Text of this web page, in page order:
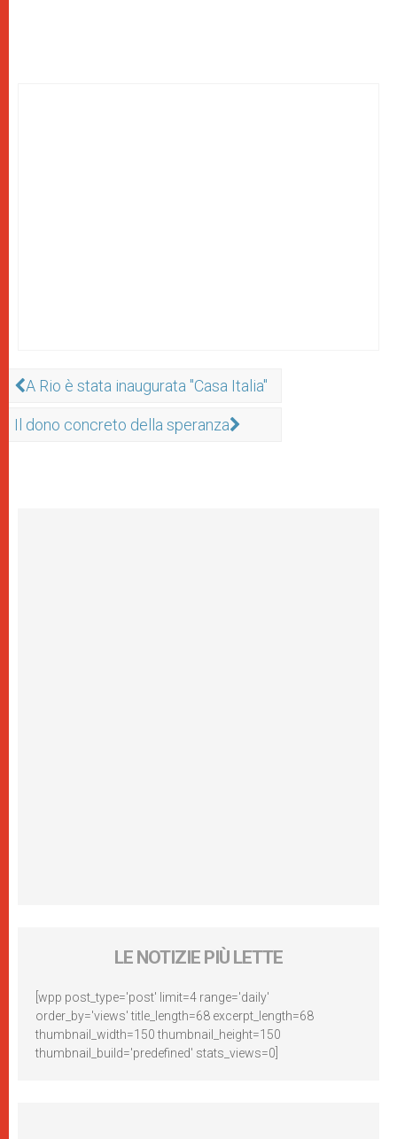
A Rio è stata inaugurata "Casa Italia"
Il dono concreto della speranza
LE NOTIZIE PIÙ LETTE
[wpp post_type='post' limit=4 range='daily'
order_by='views' title_length=68 excerpt_length=68
thumbnail_width=150 thumbnail_height=150
thumbnail_build='predefined' stats_views=0]